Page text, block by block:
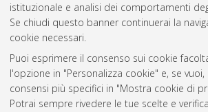
istituzionale e analisi dei comportamenti
Se chiudi questo banner continuerai la
cookie necessari.
Puoi esprimere il consenso sui cookie
l'opzione in "Personalizza cookie" e, se
consensi più specifici in "Mostra cookie di
Potrai sempre rivedere le tue scelte e
Questa lista e' stata generata ilFri Aug 7
Atom
Rss 1.0
Rss 2.0